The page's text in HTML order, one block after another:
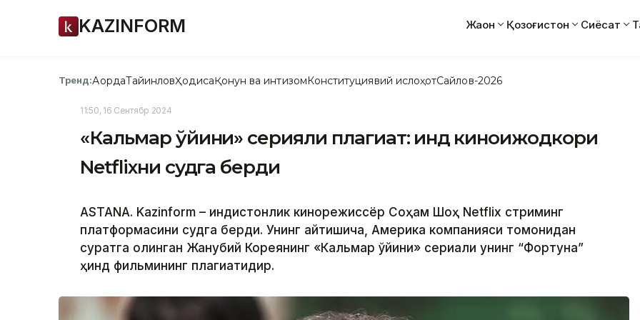
KAZINFORM Жаҳон Қозоғистон Сиёсат
Тренд:АқордаТайинловҲодисаҚонун ва интизомКонституциявий ислоҳотСайлов-2026
11:50, 16 Сентябр 2024
«Кальмар ўйини» серияли плагиат: Ҳинд киноижодкори
Netflixни судга берди
ASTANA. Kazinform – Ҳиндистонлик кинорежиссёр Соҳам Шоҳ Netflix стриминг
платформасини судга берди. Унинг айтишича, Америка компанияси томонидан
суратга олинган Жанубий Кореянинг «Кальмар ўйини» сериали унинг “Фортуна”
ҳинд фильмининг плагиатидир.